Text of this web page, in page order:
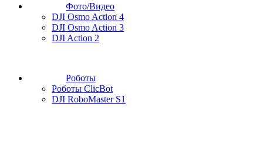
Фото/Видео
DJI Osmo Action 4
DJI Osmo Action 3
DJI Action 2
Роботы
Роботы ClicBot
DJI RoboMaster S1